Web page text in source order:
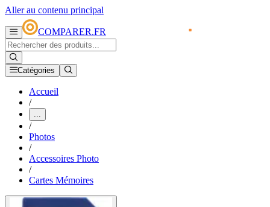
Aller au contenu principal
COMPARER.FR
Catégories
Accueil
/
...
/
Photos
/
Accessoires Photo
/
Cartes Mémoires